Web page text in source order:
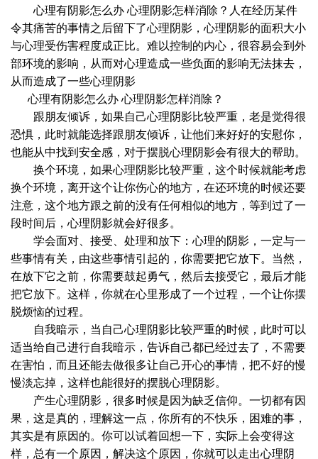
心理有阴影怎么办 心理阴影怎样消除？人在经历某件
令其痛苦的事情之后留下了心理阴影，心理阴影的面积大小
与心理受伤害程度成正比。难以控制的内心，很容易会到外
部环境的影响，从而对心理造成一些负面的影响无法抹去，
从而造成了一些心理阴影
心理有阴影怎么办 心理阴影怎样消除？
跟朋友倾诉，如果自己心理阴影比较严重，老是觉得很
恐惧，此时就能选择跟朋友倾诉，让他们来好好的安慰你，
也能从中找到安全感，对于摆脱心理阴影会有很大的帮助。
换个环境，如果心理阴影比较严重，这个时候就能考虑
换个环境，离开这个让你伤心的地方，在还环境的时候还要
注意，这个地方跟之前的没有任何相似的地方，等到过了一
段时间后，心理阴影就会好很多。
学会面对、接受、处理和放下：心理的阴影，一定与一
些事情有关，由这些事情引起的，你需要把它放下。当然，
在放下它之前，你需要鼓起勇气，然后去接受它，最后才能
把它放下。这样，你就在心里形成了一个过程，一个让你摆
脱烦恼的过程。
自我暗示，当自己心理阴影比较严重的时候，此时可以
适当给自己进行自我暗示，告诉自己都已经过去了，不需要
在害怕，而且还能去做很多让自己开心的事情，把不好的慢
慢淡忘掉，这样也能很好的摆脱心理阴影。
产生心理阴影，很多时候是因为缺乏信仰。一切都有因
果，这是真的，理解这一点，你所有的不快乐，困难的事，
其实是有原因的。你可以试着回想一下，实际上会变得这
样，总有一个原因，解决这个原因，你就可以走出心理阴